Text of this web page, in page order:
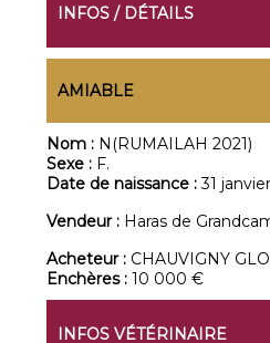
INFOS / DÉTAILS
AMIABLE
Nom : N(RUMAILAH 2021)
Sexe : F.
Date de naissance :31
Vendeur : Haras de
Acheteur : CHAUVIGNY
Enchères :10 000 €
INFOS VÉTÉRINAIRE